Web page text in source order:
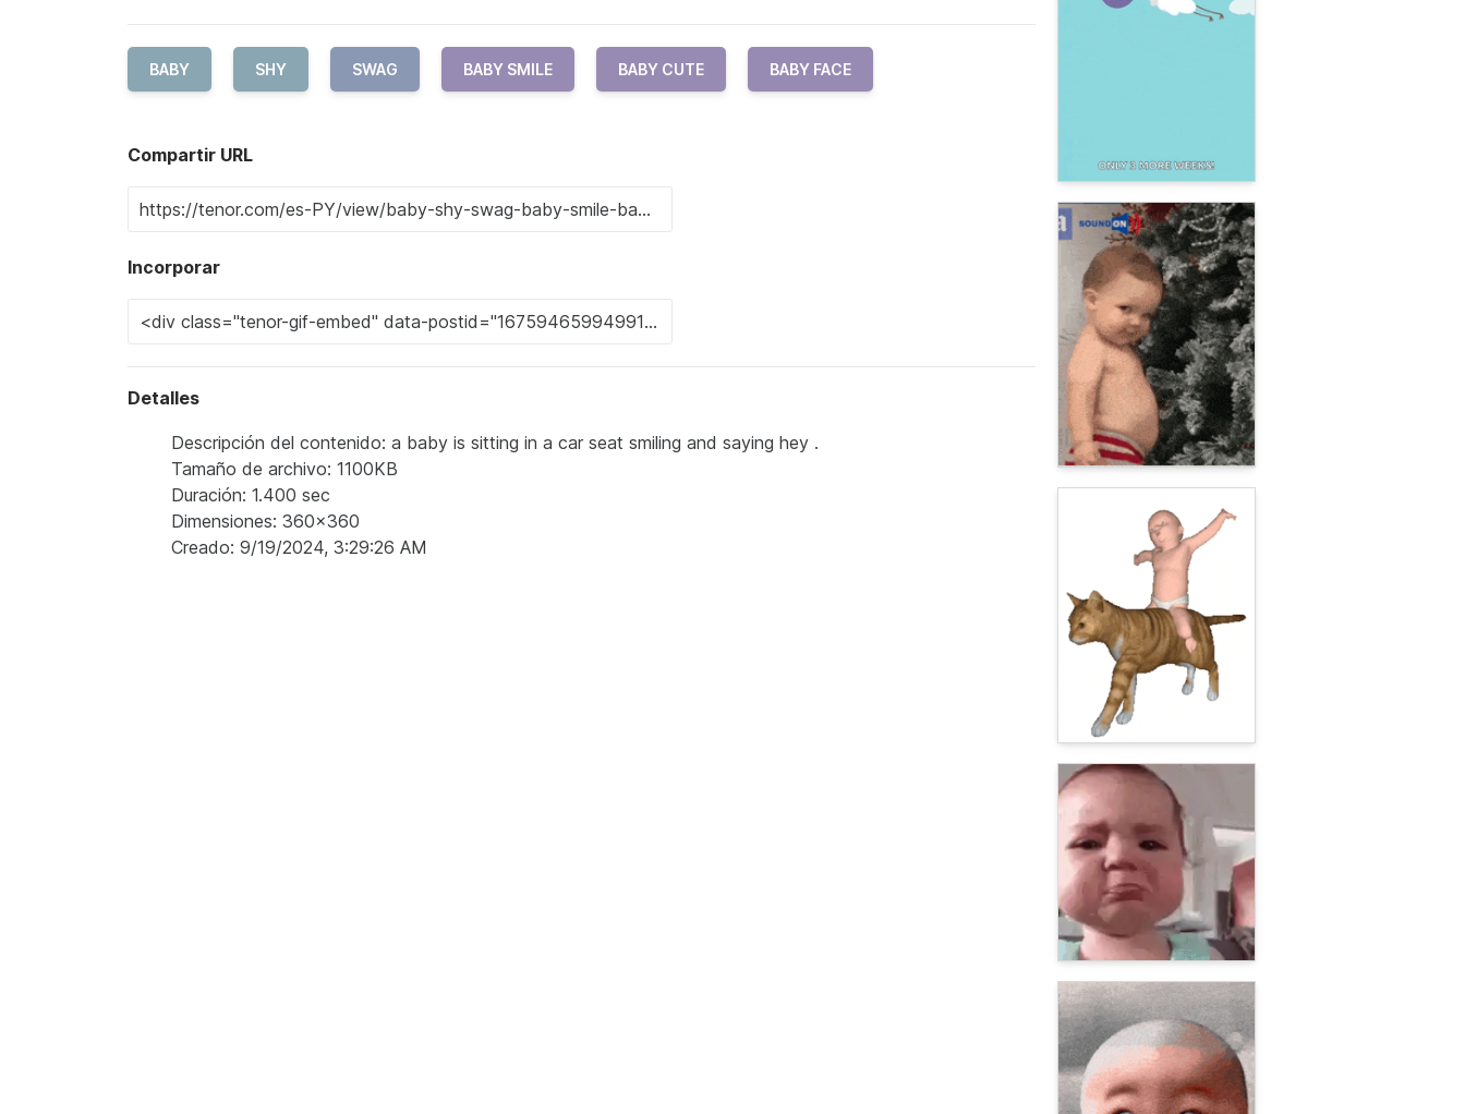
BABY SHY SWAG BABY SMILE BABY CUTE BABY FACE
Compartir URL
Incorporar
Detalles
Descripción del contenido: a baby is sitting in a car seat smiling and saying hey .
Tamaño de archivo: 1100KB
Duración: 1.400 sec
Dimensiones: 360x360
Creado: 9/19/2024, 3:29:26 AM